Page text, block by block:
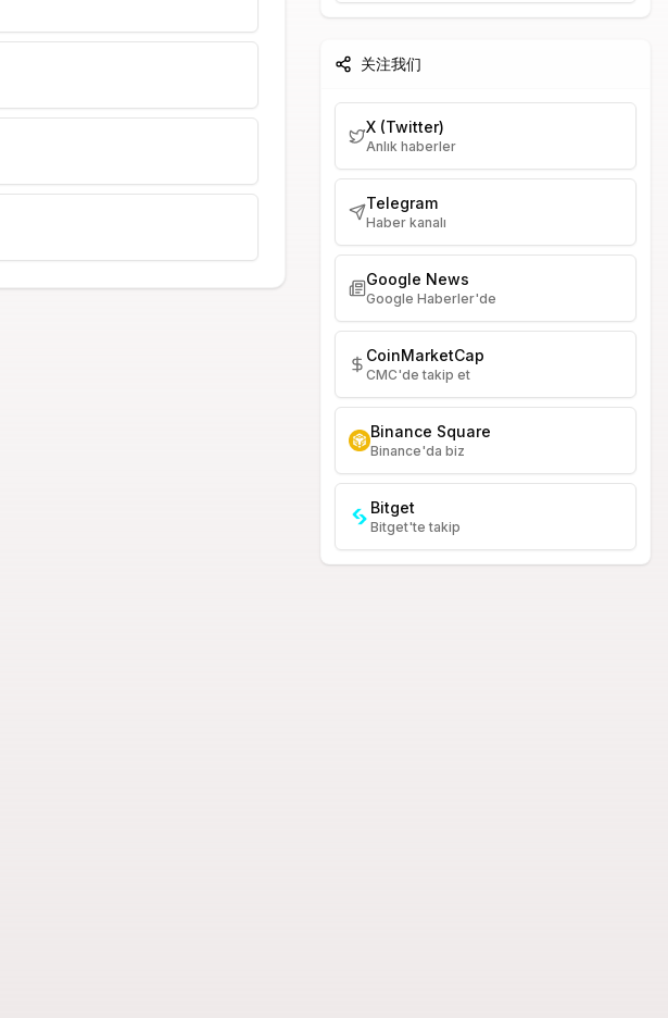
关注我们
X (Twitter)
Anlık haberler
Telegram
Haber kanalı
Google News
Google Haberler'de
CoinMarketCap
CMC'de takip et
Binance Square
Binance'da biz
Bitget
Bitget'te takip